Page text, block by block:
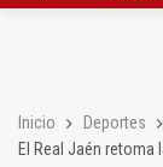
Inicio
Deportes
El Real Jaén